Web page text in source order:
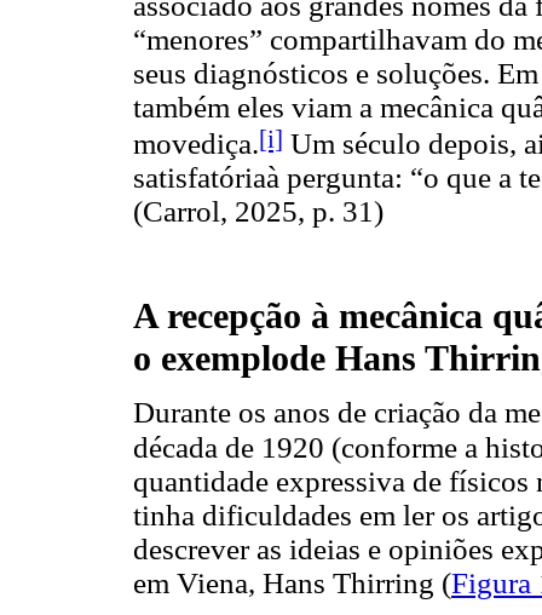
“menores” compartilhavam do
seus diagnósticos e soluções.
também eles viam a mecânica
movediça.[i] Um século depois,
satisfatóriaà pergunta: “o que a
(Carrol, 2025, p. 31)
A recepção à mecânica
o exemplode Hans
Durante os anos de criação da
década de 1920 (conforme a
quantidade expressiva de físicos
tinha dificuldades em ler os
descrever as ideias e opiniões
em Viena, Hans Thirring (Figura